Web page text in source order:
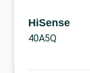
HiSense
40A5Q